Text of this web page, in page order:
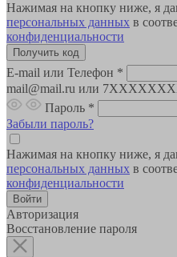
Нажимая на кнопку ниже, я
персональных данных в
конфиденциальности
E-mail или Телефон *
mail@mail.ru или
Пароль *
Забыли пароль?
Нажимая на кнопку ниже, я
персональных данных в
конфиденциальности
Авторизация
Восстановление пароля